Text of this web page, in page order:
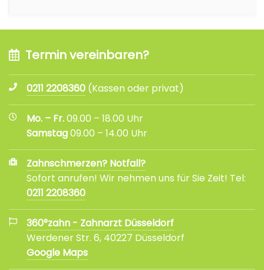
Termin vereinbaren?
0211 2208360 (Kassen oder privat)
Mo. – Fr.09.00 – 18.00 Uhr
Samstag09.00 – 14.00 Uhr
Zahnschmerzen? Notfall?
Sofort anrufen! Wir nehmen uns für Sie Zeit! Tel:
0211 2208360
360°zahn - Zahnarzt Düsseldorf
Werdener Str. 6, 40227 Düsseldorf
Google Maps